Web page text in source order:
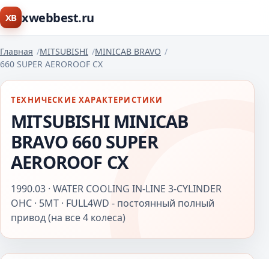
XB xwebbest.ru
Главная MITSUBISHI
MINICAB BRAVO
660 SUPER AEROROOF CX
ТЕХНИЧЕСКИЕ ХАРАКТЕРИСТИКИ
MITSUBISHI MINICAB
BRAVO 660 SUPER
AEROROOF CX
1990.03 · WATER COOLING IN-LINE 3-CYLINDER
OHC · 5MT · FULL4WD - постоянный полный
привод (на все 4 колеса)